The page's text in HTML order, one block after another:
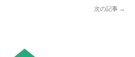
次の記事 →